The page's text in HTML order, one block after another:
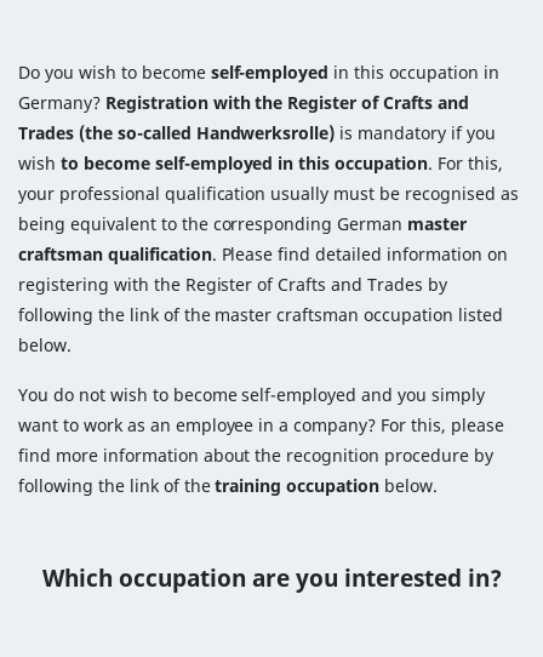
Do you wish to become self-employed in this occupation in
Germany? Registration with the Register of Crafts and
Trades (the so-called Handwerksrolle) is mandatory if you
wish to become self-employed in this occupation. For this,
your professional qualification usually must be recognised as
being equivalent to the corresponding German master
craftsman qualification. Please find detailed information on
registering with the Register of Crafts and Trades by
following the link of the master craftsman occupation listed
below.
You do not wish to become self-employed and you simply
want to work as an employee in a company? For this, please
find more information about the recognition procedure by
following the link of thetraining occupation below.
Which occupation are you interested in?